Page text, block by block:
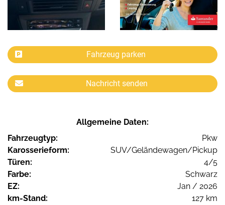
Fahrzeug parken
Nachricht senden
Allgemeine Daten:
Fahrzeugtyp:
Pkw
Karosserieform:
SUV/Geländewagen/Pickup
Türen:
4/5
Farbe:
Schwarz
EZ:
Jan / 2026
km-Stand:
127 km